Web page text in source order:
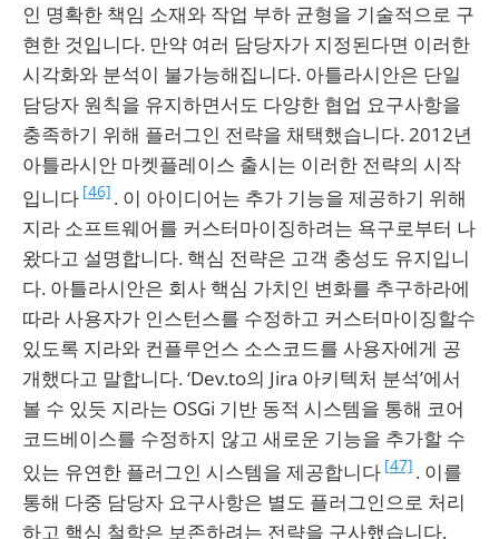
인 명확한 책임 소재와 작업 부하 균형을 기술적으로 구
현한 것입니다. 만약 여러 담당자가 지정된다면 이러한
시각화와 분석이 불가능해집니다. 아틀라시안은 단일
담당자 원칙을 유지하면서도 다양한 협업 요구사항을
충족하기 위해 플러그인 전략을 채택했습니다. 2012년
아틀라시안 마켓플레이스 출시는 이러한 전략의 시작
입니다 [46] . 이 아이디어는 추가 기능을 제공하기 위해
지라 소프트웨어를 커스터마이징하려는 욕구로부터 나
왔다고 설명합니다. 핵심 전략은 고객 충성도 유지입니
다. 아틀라시안은 회사 핵심 가치인 변화를 추구하라에
따라 사용자가 인스턴스를 수정하고 커스터마이징할수
있도록 지라와 컨플루언스 소스코드를 사용자에게 공
개했다고 말합니다. ‘Dev.to의 Jira 아키텍처 분석’에서
볼 수 있듯 지라는 OSGi 기반 동적 시스템을 통해 코어
코드베이스를 수정하지 않고 새로운 기능을 추가할 수
있는 유연한 플러그인 시스템을 제공합니다 [47] . 이를
통해 다중 담당자 요구사항은 별도 플러그인으로 처리
하고 핵심 철학은 보존하려는 전략을 구사했습니다.